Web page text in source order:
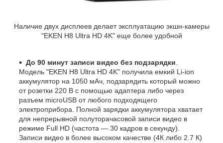
Наличие двух дисплеев делает эксплуатацию экшн-камеры
"EKEN H8 Ultra HD 4K" еще более удобной
До 90 минут записи видео без подзарядки.
Модель "EKEN H8 Ultra HD 4K" получила емкий Li-ion
аккумулятор на 1050 мАч, подзарядить который можно
от розетки 220 В с помощью адаптера либо через
разъем microUSB от любого подходящего
электроприбора. Полной зарядки аккумулятора хватает
для непрерывной полуторачасовой записи видео в
режиме Full HD (частота — 30 кадров в секунду).
Записи видео в более высоком качестве (4К либо 2.7 К)